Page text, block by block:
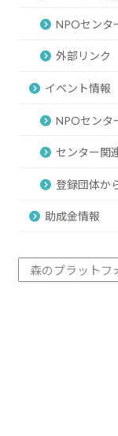
NPOセンタ
外部リンク
イベント情報
NPOセンタ
センター関
登録団体か
助成金情報
森のプラットフ